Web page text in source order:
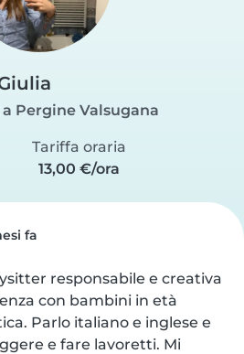
Pergine Valsugana
Tariffa oraria
13,00 €/ora
fa
responsabile e creativa
con bambini in età
Parlo italiano e inglese e
e fare lavoretti. Mi